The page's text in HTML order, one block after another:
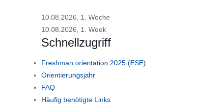
10.08.2026, 1. Woche
10.08.2026, 1. Week
Schnellzugriff
Freshman orientation 2025 (ESE)
Orientierungsjahr
FAQ
Häufig benötigte Links